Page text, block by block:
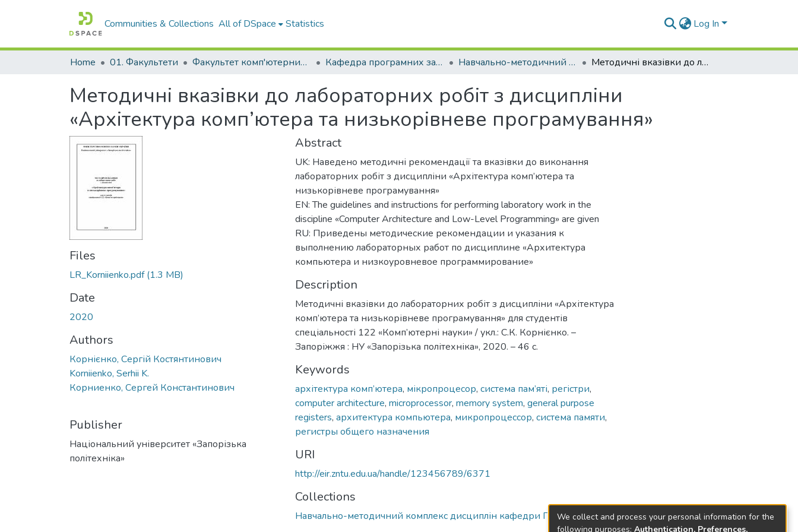
Communities & Collections All of DSpace Statistics Log In
Home 01. Факультети Факультет комп'ютерних наук і технологій Кафедра програмних засобів (Кафедра ПЗ) Навчально-методичний комплекс дисциплін кафедри ПЗ Методичні вказівки до лабораторних робіт з дисципліни «Архітектура комп’ютера та низькорівневе програмування»
Методичні вказівки до лабораторних робіт з дисципліни
«Архітектура комп’ютера та низькорівневе програмування»
Files
LR_Korniienko.pdf(1.3 MB)
Date
2020
Authors
Корнієнко, Сергій Костянтинович
Korniienko, Serhii K.
Корниенко, Сергей Константинович
Publisher
Національний університет «Запорізька
політехніка»
Abstract
UK: Наведено методичні рекомендації та вказівки до виконання
лабораторних робіт з дисципліни «Архітектура комп’ютера та
низькорівневе програмування»
EN: The guidelines and instructions for performing laboratory work in the
discipline «Computer Architecture and Low-Level Programming» are given
RU: Приведены методические рекомендации и указания к
выполнению лабораторных работ по дисциплине «Архитектура
компьютера и низкоуровневое программирование»
Description
Методичні вказівки до лабораторних робіт з дисципліни «Архітектура
комп’ютера та низькорівневе програмування» для студентів
спеціальності 122 «Комп’ютерні науки» / укл.: С.К. Корнієнко. –
Запоріжжя : НУ «Запорізька політехніка», 2020. – 46 с.
Keywords
архітектура комп’ютера, мікропроцесор, система пам’яті, регістри,
computer architecture, microprocessor, memory system, general purpose
registers, архитектура компьютера, микропроцессор, система памяти,
регистры общего назначения
URI
http://eir.zntu.edu.ua/handle/123456789/6371
Collections
Навчально-методичний комплекс дисциплін кафедри ПЗ
We collect and process your personal information for the
following purposes: Authentication, Preferences,